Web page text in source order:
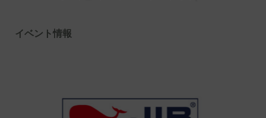
イベント情報